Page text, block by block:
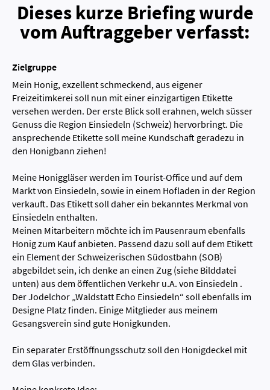
Dieses kurze Briefing wurde
vom Auftraggeber verfasst:
Zielgruppe
Mein Honig, exzellent schmeckend, aus eigener
Freizeitimkerei soll nun mit einer einzigartigen Etikette
versehen werden. Der erste Blick soll erahnen, welch süsser
Genuss die Region Einsiedeln (Schweiz) hervorbringt. Die
ansprechende Etikette soll meine Kundschaft geradezu in
den Honigbann ziehen!
Meine Honiggläser werden im Tourist-Office und auf dem
Markt von Einsiedeln, sowie in einem Hofladen in der Region
verkauft. Das Etikett soll daher ein bekanntes Merkmal von
Einsiedeln enthalten.
Meinen Mitarbeitern möchte ich im Pausenraum ebenfalls
Honig zum Kauf anbieten. Passend dazu soll auf dem Etikett
ein Element der Schweizerischen Südostbahn (SOB)
abgebildet sein, ich denke an einen Zug (siehe Bilddatei
unten) aus dem öffentlichen Verkehr u.A. von Einsiedeln .
Der Jodelchor „Waldstatt Echo Einsiedeln“ soll ebenfalls im
Designe Platz finden. Einige Mitglieder aus meinem
Gesangsverein sind gute Honigkunden.
Ein separater Erstöffnungsschutz soll den Honigdeckel mit
dem Glas verbinden.